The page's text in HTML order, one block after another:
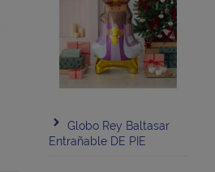
Globo Rey Baltasar
Entrañable DE PIE